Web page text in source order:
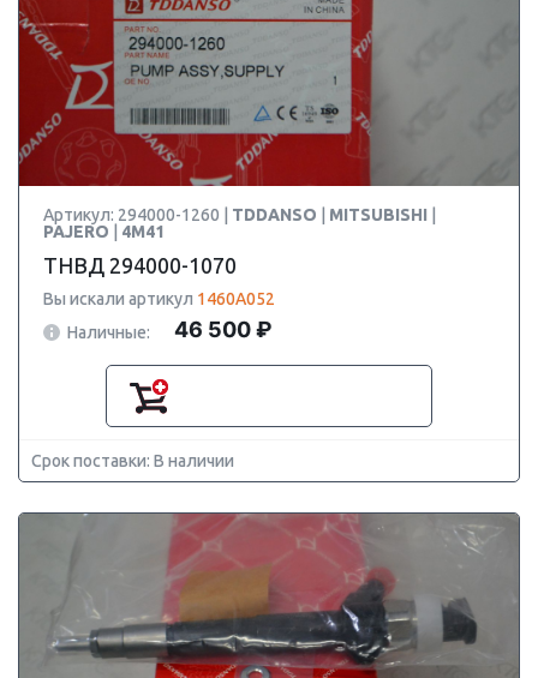
Артикул: 294000-1260 | TDDANSO MITSUBISHI
PAJERO
4M41
ТНВД 294000-1070
Вы искали артикул 1460A052
Наличные:
46 500 ₽
Срок поставки: В наличии